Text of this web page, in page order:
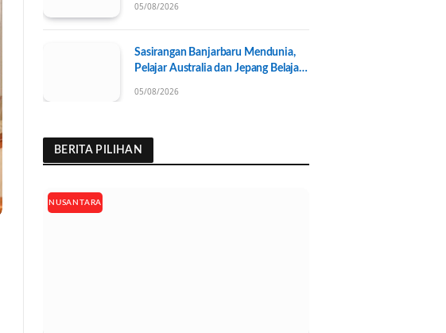
05/08/2026
Sasirangan Banjarbaru Mendunia,
Pelajar Australia dan Jepang Belajar
05/08/2026
BERITA PILIHAN
NUSANTARA